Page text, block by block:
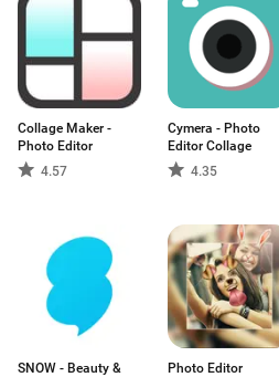
Collage Maker -
Photo Editor
4.57
Cymera - Photo
Editor Collage
4.35
SNOW - Beauty &
Photo Editor